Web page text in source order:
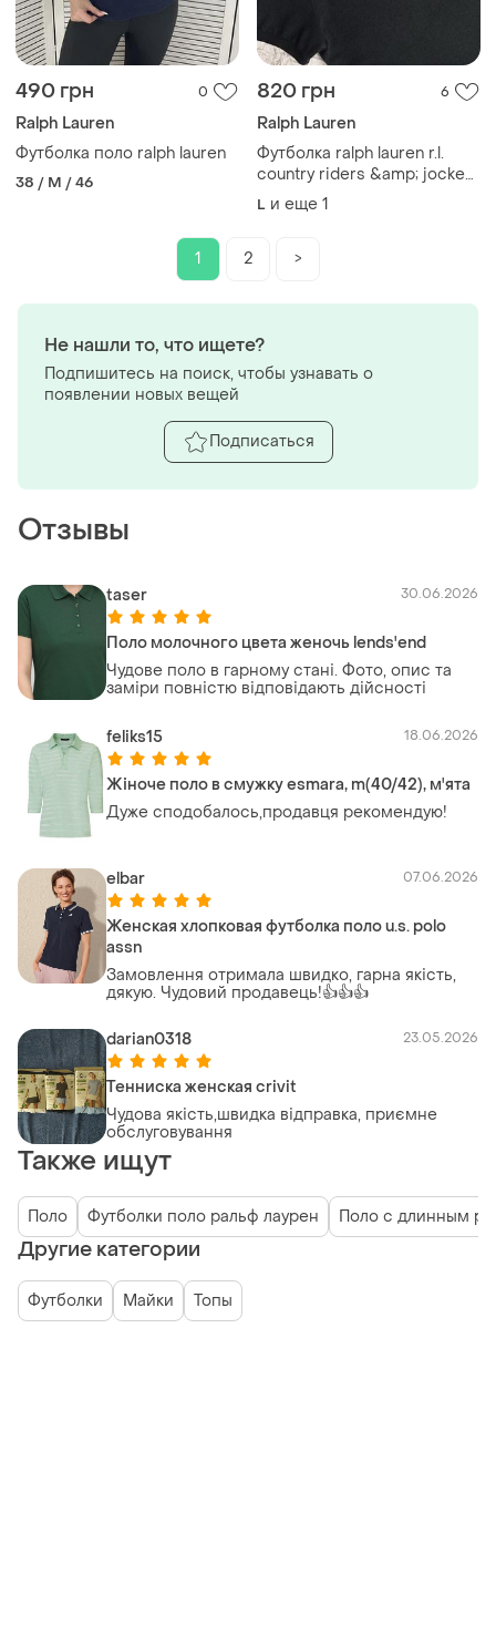
490 грн 0
Ralph Lauren
Футболка поло ralph lauren
38 / M / 46
820 грн 6
Ralph Lauren
Футболка ralph lauren r.l.
country riders &amp; jockey
club оригинал big pony
L и еще 1
1 2 >
Отзывы
taser 30.06.2026
Поло молочного цвета женочь lends'end
Чудове поло в гарному стані. Фото, опис та
заміри повністю відповідають дійсності
feliks15 18.06.2026
Жіноче поло в смужку esmara, m(40/42), м'ята
Дуже сподобалось,продавця рекомендую!
elbar 07.06.2026
Женская хлопковая футболка поло u.s. polo
assn
Замовлення отримала швидко, гарна якість,
дякую. Чудовий продавець!👍👍👍
darian0318 23.05.2026
Тенниска женская crivit
Чудова якість,швидка відправка, приємне
обслуговування
Также ищут
Поло Футболки поло ральф лаурен Поло с длинным
Другие категории
Футболки Майки Топы
Не нашли то, что ищете?
Подпишитесь на поиск, чтобы узнавать о
появлении новых вещей
Подписаться